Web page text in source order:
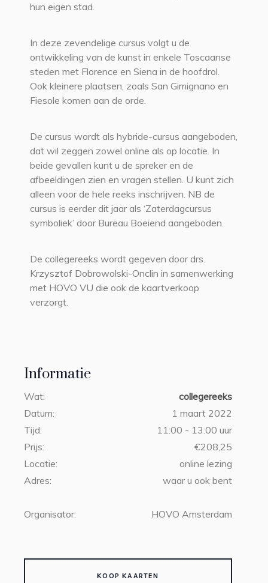
Informatie
Wat:
collegereeks
Datum:
1 maart 2022
Tijd:
11:00 - 13:00 uur
Prijs:
€208,25
Locatie:
online lezing
Adres:
waar u ook bent
Organisator: HOVO Amsterdam
KOOP KAARTEN
hun eigen stad.
In deze zevendelige cursus volgt u de
ontwikkeling van de kunst in enkele Toscaanse
steden met Florence en Siena in de hoofdrol.
Ook kleinere plaatsen, zoals San Gimignano en
Fiesole komen aan de orde.
De cursus wordt als hybride-cursus aangeboden,
dat wil zeggen zowel online als op locatie. In
beide gevallen kunt u de spreker en de
afbeeldingen zien en vragen stellen. U kunt zich
alleen voor de hele reeks inschrijven. NB de
cursus is eerder dit jaar als ‘Zaterdagcursus
symboliek’ door Bureau Boeiend aangeboden.
De collegereeks wordt gegeven door drs.
Krzysztof Dobrowolski-Onclin in samenwerking
met HOVO VU die ook de kaartverkoop
verzorgt.